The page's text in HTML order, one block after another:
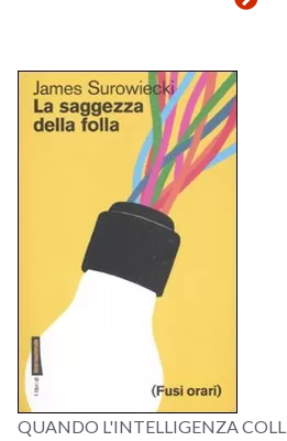
QUANDO L'INTELLIGENZA